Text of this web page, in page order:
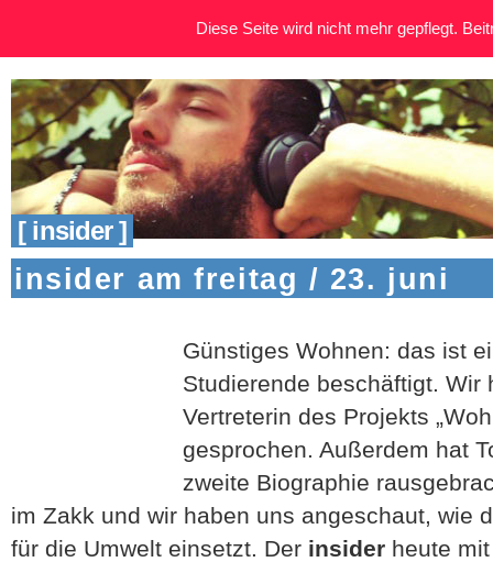
[ insider ]
insider am freitag / 23. juni
Günstiges Wohnen: das ist
Studierende beschäftigt. Wir
Vertreterin des Projekts
gesprochen. Außerdem hat
zweite Biographie
im Zakk und wir haben uns angeschaut, wie
für die Umwelt einsetzt. Der insider heute
Diese Seite wird nicht mehr gepflegt.